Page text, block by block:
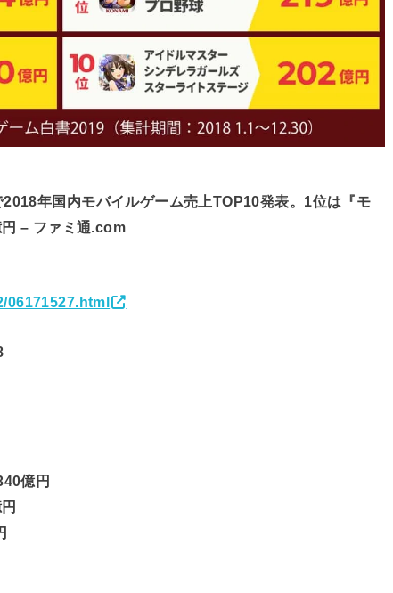
年国内モバイルゲーム売上TOP10発表。1位は『モ
– ファミ通.com
億円